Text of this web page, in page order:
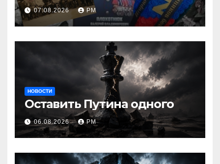
07.08.2026 РМ
НОВОСТИ
Оставить Путина одного
06.08.2026 РМ